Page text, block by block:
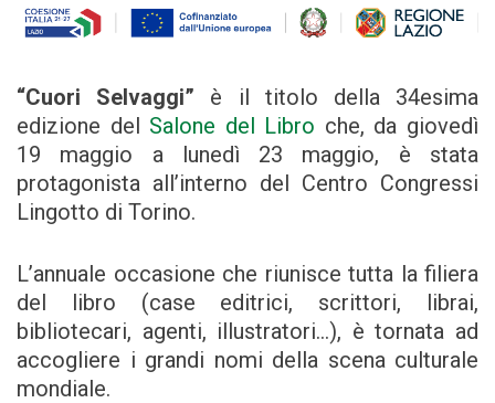
“Cuori Selvaggi” è il titolo della 34esima
edizione del Salone del Libro che, da giovedì
19 maggio a lunedì 23 maggio, è stata
protagonista all’interno del Centro Congressi
Lingotto di Torino.
L’annuale occasione che riunisce tutta la filiera
del libro (case editrici, scrittori, librai,
bibliotecari, agenti, illustratori…), è tornata ad
accogliere i grandi nomi della scena culturale
mondiale.